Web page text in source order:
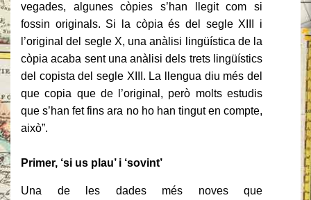
vegades, algunes còpies s’han llegit com si
fossin originals. Si la còpia és del segle XIII i
l’original del segle X, una anàlisi lingüística de la
còpia acaba sent una anàlisi dels trets lingüístics
del copista del segle XIII. La llengua diu més del
que copia que de l’original, però molts estudis
que s’han fet fins ara no ho han tingut en compte,
això”.
Primer, ‘si us plau’ i ‘sovint’
Una de les dades més noves que